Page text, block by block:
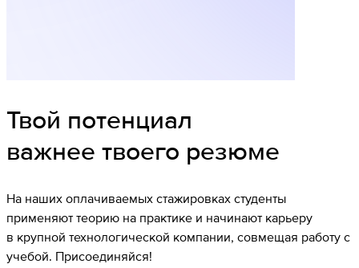
Твой потенциал
важнее твоего резюме
На наших оплачиваемых стажировках студенты
применяют теорию на практике и начинают карьеру
в крупной технологической компании, совмещая работу с
учебой. Присоединяйся!